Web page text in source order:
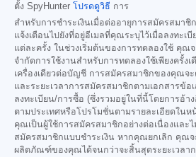
ตั้ง SpyHunter โปรดดูวิธี การ
สำหรับการชำระเงินเมื่อต่ออายุการสมัครสมาชิ
แจ้งเตือนไปยังที่อยู่อีเมลที่คุณระบุไว้เมื่อลงทะเ
แต่ละครั้ง ในช่วงเริ่มต้นของการทดลองใช้ คุณ
จำกัดการใช้งานสำหรับการทดลองใช้เพียงครั้ง
เครื่องเดียวต่อบัญชี การสมัครสมาชิกของคุณจ
และระยะเวลาการสมัครสมาชิกตามเอกสารข้
ลงทะเบียน/การซื้อ (ซึ่งรวมอยู่ในที่นี้โดยการอ้า
ตามประเทศหรือโปรโมชั่นตามรายละเอียดในห
คุณเป็นผู้ใช้การสมัครสมาชิกอย่างต่อเนื่องและ
สมัครสมาชิกแบบชำระเงิน หากคุณยกเลิก คุณจ
ผลิตภัณฑ์ของคุณได้จนกว่าจะสิ้นสุดระยะเวลา